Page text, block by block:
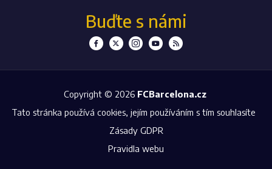
Buďte s námi
Copyright © 2026 FCBarcelona.cz
Tato stránka používá cookies, jejím používáním s tím souhlasíte
Zásady GDPR
Pravidla webu